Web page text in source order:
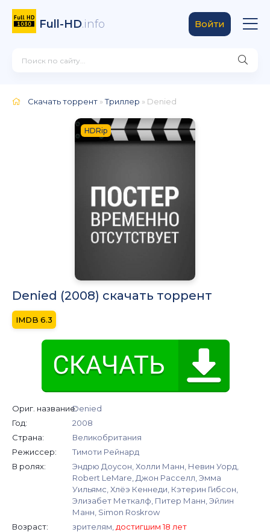
Full-HD.info Войти
Скачать торрент »Триллер » Denied
HDRip
Denied (2008) скачать торрент
6.3
Ориг. название:Denied
Год:
2008
Страна:
Великобритания
Режиссер:
Тимоти Рейнард
В ролях:
Эндрю Доусон, Холли Манн, Невин Уорд,
Robert LeMare, Джон Расселл, Эмма
Уильямс, Хлёэ Кеннеди, Кэтерин Гибсон,
Элизабет Меткалф, Питер Манн, Эйлин
Манн, Simon Roskrow
Возраст:
зрителям, достигшим 18 лет